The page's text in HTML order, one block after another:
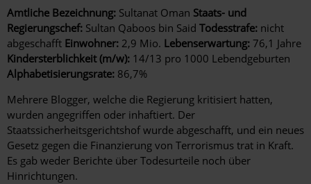
Amtliche Bezeichnung: Sultanat Oman Staats- und
Regierungschef: Sultan Qaboos bin Said Todesstrafe: nicht
abgeschafft Einwohner: 2,9 Mio. Lebenserwartung: 76,1 Jahre
Kindersterblichkeit (m/w): 14/13 pro 1000 Lebendgeburten
Alphabetisierungsrate: 86,7%
Mehrere Blogger, welche die Regierung kritisiert hatten,
wurden angegriffen oder inhaftiert. Der
Staatssicherheitsgerichtshof wurde abgeschafft, und ein neues
Gesetz gegen die Finanzierung von Terrorismus trat in Kraft.
Es gab weder Berichte über Todesurteile noch über
Hinrichtungen.